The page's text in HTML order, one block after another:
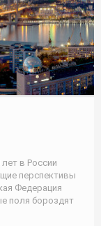
в России
перспективы
Федерация
поля бороздят